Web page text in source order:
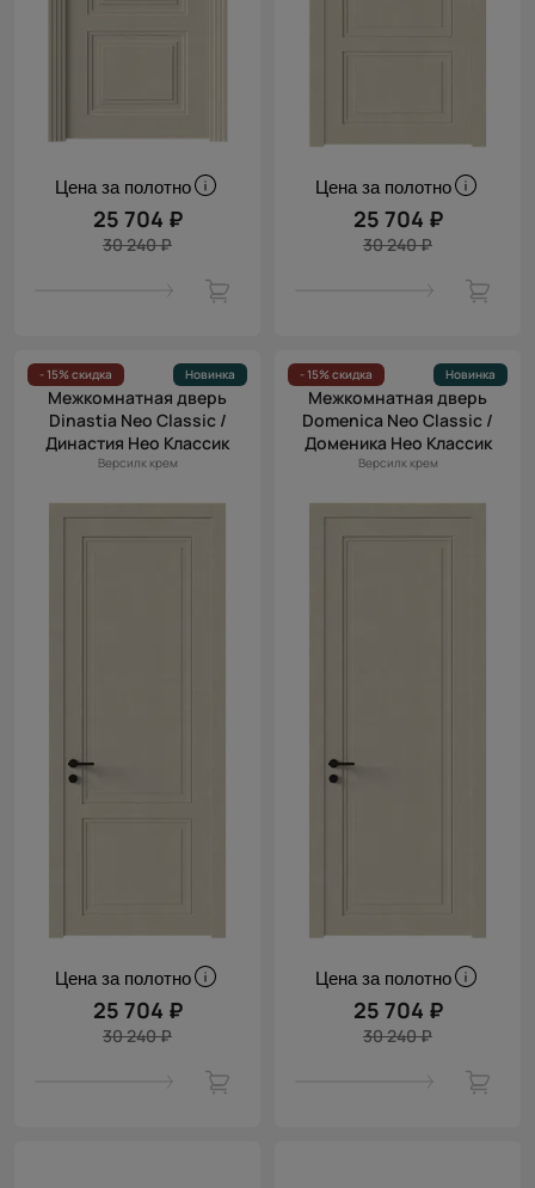
Цена за полотно
25 704 ₽
30 240 ₽
Цена за полотно
25 704 ₽
30 240 ₽
- 15% скидка Новинка
Межкомнатная дверь
Dinastia Neo Classic /
Династия Нео Классик
Версилк крем
Цена за полотно
25 704 ₽
30 240 ₽
- 15% скидка Новинка
Межкомнатная дверь
Domenica Neo Classic /
Доменика Нео Классик
Версилк крем
Цена за полотно
25 704 ₽
30 240 ₽